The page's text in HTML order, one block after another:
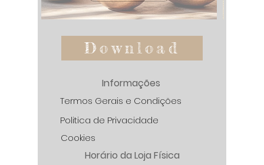
Download
Informações
Termos Gerais e Condições
Politica de Privacidade
Cookies
Horário da Loja Física